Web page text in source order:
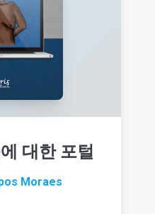
대한 포털
Moraes